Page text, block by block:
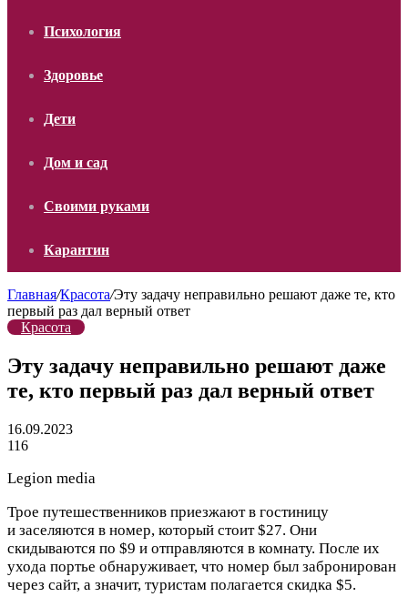
Психология
Здоровье
Дети
Дом и сад
Своими руками
Карантин
Главная/Красота/Эту задачу неправильно решают даже те, кто
первый раз дал верный ответ
Красота
Эту задачу неправильно решают даже
те, кто первый раз дал верный ответ
16.09.2023
116
Legion media
Трое путешественников приезжают в гостиницу
и заселяются в номер, который стоит $27. Они
скидываются по $9 и отправляются в комнату. После их
ухода портье обнаруживает, что номер был забронирован
через сайт, а значит, туристам полагается скидка $5.